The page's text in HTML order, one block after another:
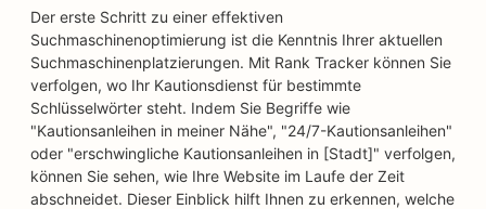
Der erste Schritt zu einer effektiven
Suchmaschinenoptimierung ist die Kenntnis Ihrer aktuellen
Suchmaschinenplatzierungen. Mit Rank Tracker können Sie
verfolgen, wo Ihr Kautionsdienst für bestimmte
Schlüsselwörter steht. Indem Sie Begriffe wie
"Kautionsanleihen in meiner Nähe", "24/7-Kautionsanleihen"
oder "erschwingliche Kautionsanleihen in [Stadt]" verfolgen,
können Sie sehen, wie Ihre Website im Laufe der Zeit
abschneidet. Dieser Einblick hilft Ihnen zu erkennen, welche